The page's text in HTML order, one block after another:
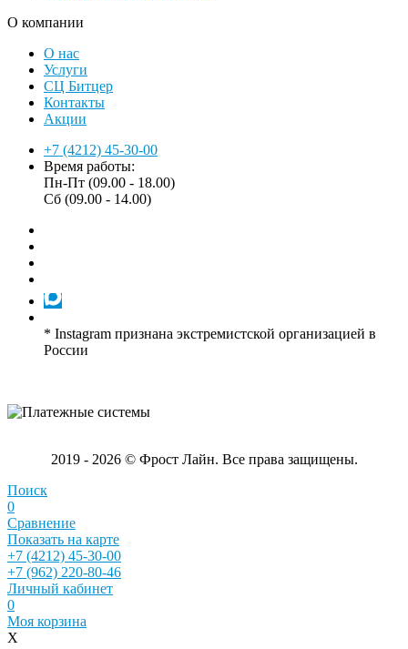
О компании
О нас
Услуги
СЦ Битцер
Контакты
Акции
+7 (4212) 45-30-00
Время работы:
Пн-Пт (09.00 - 18.00)
Сб (09.00 - 14.00)
* Instagram признана экстремистской организацией в
России
2019 - 2026 © Фрост Лайн. Все права защищены.
Поиск
0
Сравнение
Показать на карте
+7 (4212) 45-30-00
+7 (962) 220-80-46
Личный кабинет
0
Моя корзина
X